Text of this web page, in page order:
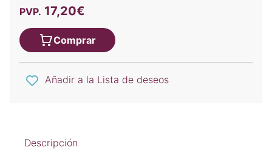
PVP. 17,20€
Comprar
Añadir a la Lista de deseos
Descripción